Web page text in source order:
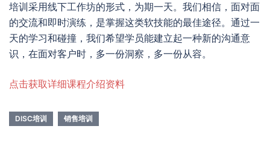
培训采用线下工作坊的形式，为期一天。我们相信，面对面
的交流和即时演练，是掌握这类软技能的最佳途径。通过一
天的学习和碰撞，我们希望学员能建立起一种新的沟通意
识，在面对客户时，多一份洞察，多一份从容。
点击获取详细课程介绍资料
DISC培训 销售培训